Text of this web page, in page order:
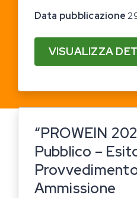
Data pubblicazione
VISUALIZZA
“PROWEIN
Pubblico –
Ammissione